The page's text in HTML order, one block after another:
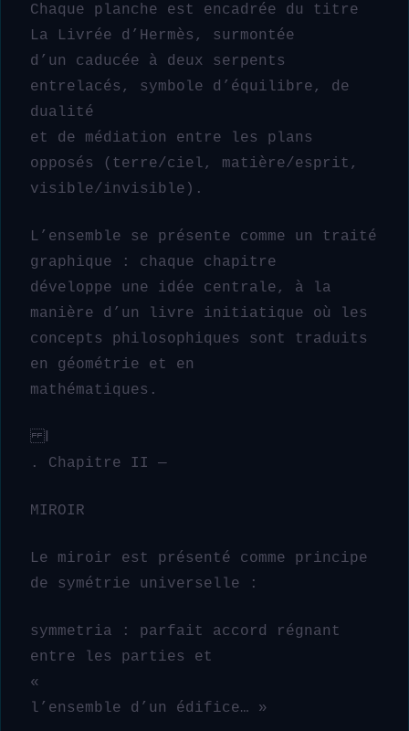
Chaque planche est encadrée du titre
La Livrée d’Hermès, surmontée
d’un caducée à deux serpents
entrelacés, symbole d’équilibre, de
dualité
et de médiation entre les plans
opposés (terre/ciel, matière/esprit,
visible/invisible).
L’ensemble se présente comme un traité
graphique : chaque chapitre
développe une idée centrale, à la
manière d’un livre initiatique où les
concepts philosophiques sont traduits
en géométrie et en
mathématiques.
Ⅰ
. Chapitre II —
MIROIR
Le miroir est présenté comme principe
de symétrie universelle :
symmetria : parfait accord régnant
entre les parties et
«
l’ensemble d’un édifice… »